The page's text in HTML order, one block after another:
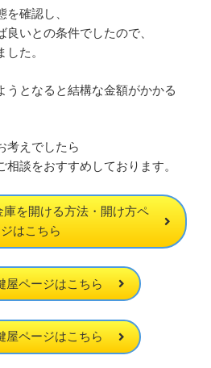
確認し、
いとの条件でしたので、
た。
うとなると結構な金額がかかる
考えでしたら
相談をおすすめしております。
を開ける方法・開け方ペ
はこちら
屋ページはこちら
屋ページはこちら